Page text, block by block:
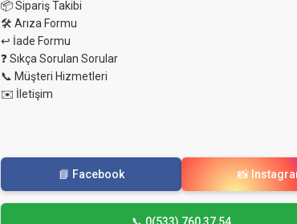
📦 Sipariş Takibi
🛠 Arıza Formu
↩️ İade Formu
❓ Sıkça Sorulan Sorular
📞 Müşteri Hizmetleri
✉️ İletişim
📘 Facebook 📸